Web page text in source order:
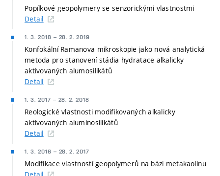
Popílkové geopolymery se senzorickými vlastnostmi
Detail
1. 3. 2018 – 28. 2. 2019
Konfokální Ramanova mikroskopie jako nová analytická
metoda pro stanovení stádia hydratace alkalicky
aktivovaných alumosilikátů
Detail
1. 3. 2017 – 28. 2. 2018
Reologické vlastnosti modifikovaných alkalicky
aktivovaných aluminosilikátů
Detail
1. 3. 2016 – 28. 2. 2017
Modifikace vlastností geopolymerů na bázi metakaolinu